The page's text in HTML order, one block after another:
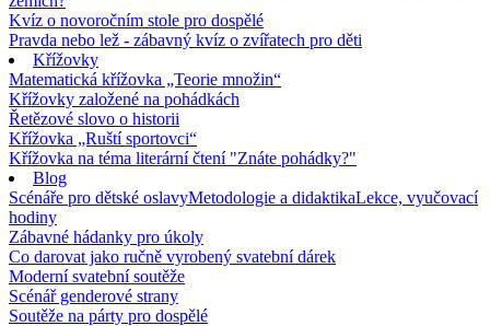
Kvíz o novoročním stole pro dospělé
Pravda nebo lež - zábavný kvíz o zvířatech pro děti
Křížovky
Matematická křížovka „Teorie množin“
Křížovky založené na pohádkách
Řetězové slovo o historii
Křížovka „Ruští sportovci“
Křížovka na téma literární čtení "Znáte pohádky?"
Blog
Scénáře pro dětské oslavyMetodologie a didaktikaLekce, vyučovací
hodiny
Zábavné hádanky pro úkoly
Co darovat jako ručně vyrobený svatební dárek
Moderní svatební soutěže
Scénář genderové strany
Soutěže na párty pro dospělé